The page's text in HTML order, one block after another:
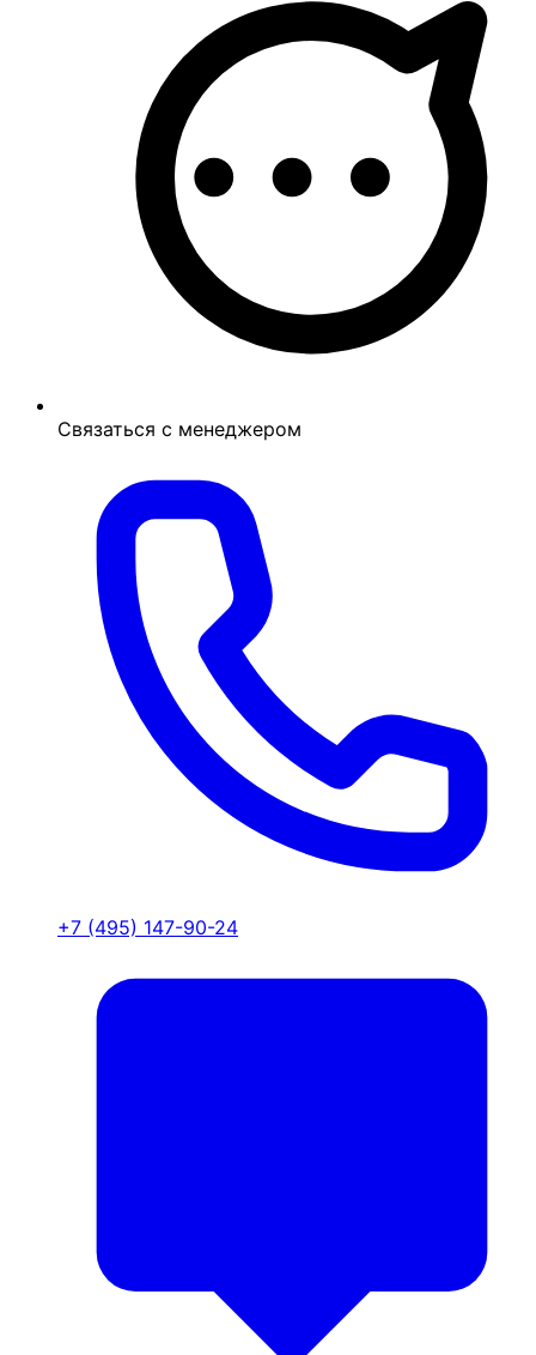
Связаться с менеджером
+7 (495) 147-90-24